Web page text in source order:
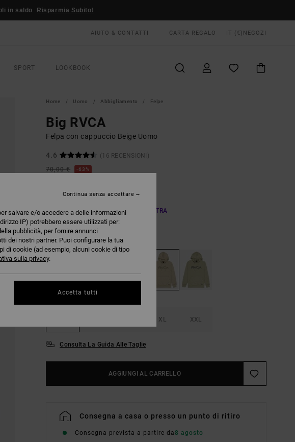
in saldo Risparmia Subito!
AIUTO & CONTATTI CARTA REGALO IT (€) NEGOZI
SPORT LOOKBOOK
Home Uomo Abbigliamento Felpe
Big RVCA
Felpa con cappuccio Beige Uomo
4.6
(16 RECENSIONI)
70,00 €
63%
DOPPIA OFFERTA 25% DI SCONTO EXTRA
COLORI Light Khaki
XL XXL
Consulta La Guida Alle Taglie
AGGIUNGI AL CARRELLO
Consegna a casa o presso un punto di ritiro
Consegna prevista a partire da8 agosto
salvare e/o accedere a delle informazioni
IP) potrebbero essere utilizzati per:
pubblicità, per fornire annunci
dei nostri partner. Puoi configurare la tua
di cookie (ad esempio, alcuni cookie di tipo
sulla privacy.
Continua senza accettare
Accetta tutti